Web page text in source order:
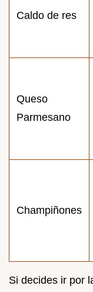
Caldo de res
Queso
Parmesano
Champiñones
Si decides ir por